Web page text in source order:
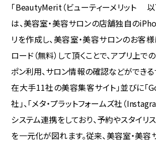
「BeautyMerit（ビューティーメリット 以
は、美容室・美容サロンの店舗独自の
リを作成し、美容室・美容サロンのお客
ロード（無料）して頂くことで、アプリ上で
ポン利用、サロン情報の確認などができる
在大手11社の美容集客サイト」並びに「
社」、「メタ・プラットフォームズ社（
システム連携をしており、予約やスタイリ
を一元化が図れます。従来、美容室・美